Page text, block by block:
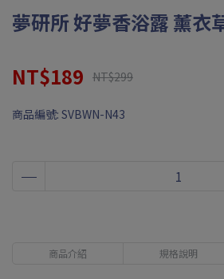
夢研所 好夢香浴露 薰衣
NT$189 NT$299
商品編號: SVBWN-N43
商品介紹 規格說明